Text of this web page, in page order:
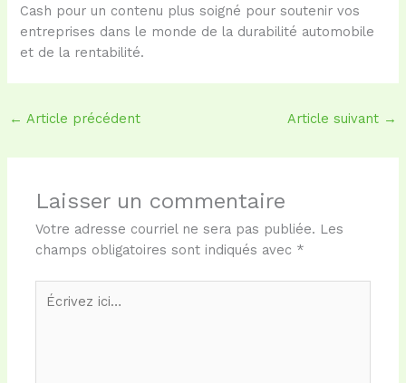
Cash pour un contenu plus soigné pour soutenir vos
entreprises dans le monde de la durabilité automobile
et de la rentabilité.
← Article précédent Article suivant →
Laisser un commentaire
Votre adresse courriel ne sera pas publiée. Les
champs obligatoires sont indiqués avec *
Écrivez
ici…